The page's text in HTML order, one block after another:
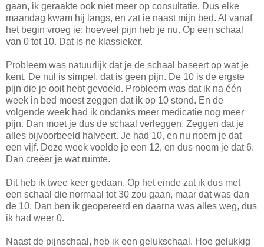
gaan, ik geraakte ook niet meer op consultatie. Dus elke
maandag kwam hij langs, en zat ie naast mijn bed. Al vanaf
het begin vroeg ie: hoeveel pijn heb je nu. Op een schaal
van 0 tot 10. Dat is ne klassieker.
Probleem was natuurlijk dat je de schaal baseert op wat je
kent. De nul is simpel, dat is geen pijn. De 10 is de ergste
pijn die je ooit hebt gevoeld. Probleem was dat ik na één
week in bed moest zeggen dat ik op 10 stond. En de
volgende week had ik ondanks meer medicatie nog meer
pijn. Dan moet je dus de schaal verleggen. Zeggen dat je
alles bijvoorbeeld halveert. Je had 10, en nu noem je dat
een vijf. Deze week voelde je een 12, en dus noem je dat 6.
Dan creëer je wat ruimte.
Dit heb ik twee keer gedaan. Op het einde zat ik dus met
een schaal die normaal tot 30 zou gaan, maar dat was dan
de 10. Dan ben ik geopereerd en daarna was alles weg, dus
ik had weer 0.
Naast de pijnschaal, heb ik een gelukschaal. Hoe gelukkig